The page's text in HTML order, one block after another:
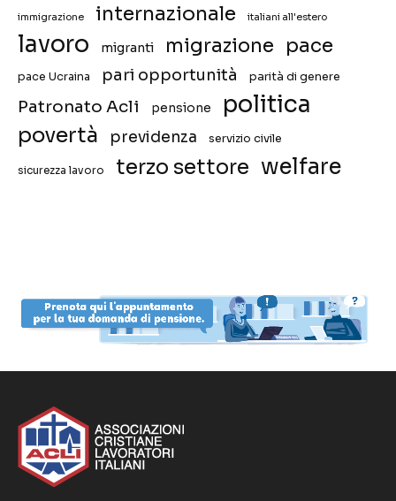
immigrazione internazionale italiani all'estero
lavoro migranti migrazione pace
pace Ucraina pari opportunità parità di genere
Patronato Acli pensione politica
povertà previdenza servizio civile
sicurezza lavoro terzo settore welfare